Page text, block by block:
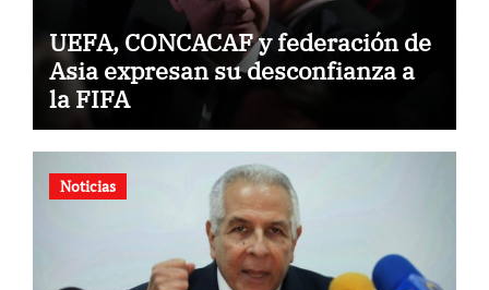
UEFA, CONCACAF y federación de
Asia expresan su desconfianza a
la FIFA
Noticias